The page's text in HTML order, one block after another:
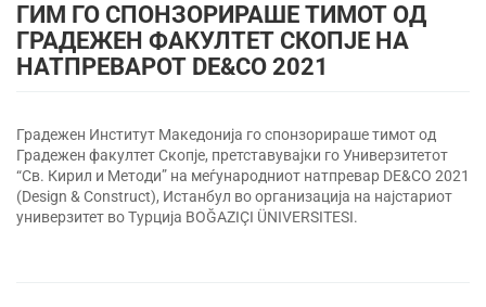
ГИМ ГО СПОНЗОРИРАШЕ ТИМОТ ОД
ГРАДЕЖЕН ФАКУЛТЕТ СКОПЈЕ НА
НАТПРЕВАРОТ DE&CO 2021
Градежен Институт Македонија го спонзорираше тимот од
Градежен факултет Скопје, претставувајки го Универзитетот
“Св. Кирил и Методи” на меѓународниот натпревар DE&CO 2021
(Design & Construct), Истанбул во организација на најстариот
универзитет во Турција BOĞAZIÇI ÜNIVERSITESI.